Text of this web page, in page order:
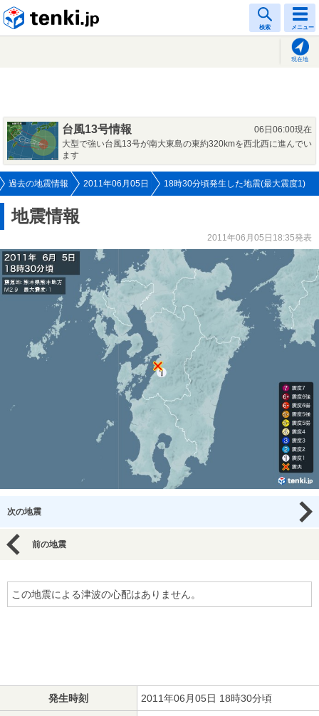
検索 メニュー
現在地
台風13号情報
06日06:00現在
大型で強い台風13号が南大東島の東約320kmを西北西に進んでい
ます
過去の地震情報 2011年06月05日 18時30分頃発生した地震(最大震度1)
地震情報
2011年06月05日18:35発表
次の地震
前の地震
この地震による津波の心配はありません。
発生時刻 2011年06月05日 18時30分頃